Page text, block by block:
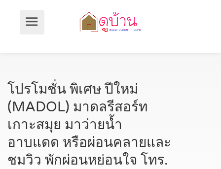
โปรโมชั่น พิเศษ ปีใหม่
(MADOL) มาดลรีสอร์ท
เกาะสมุย มาว่ายนํ้า
อาบแดด หรือผ่อนคลายและ
ชมวิว พักผ่อนหย่อนใจ โทร.